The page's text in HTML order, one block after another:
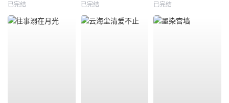
已完结 已完结 已完结